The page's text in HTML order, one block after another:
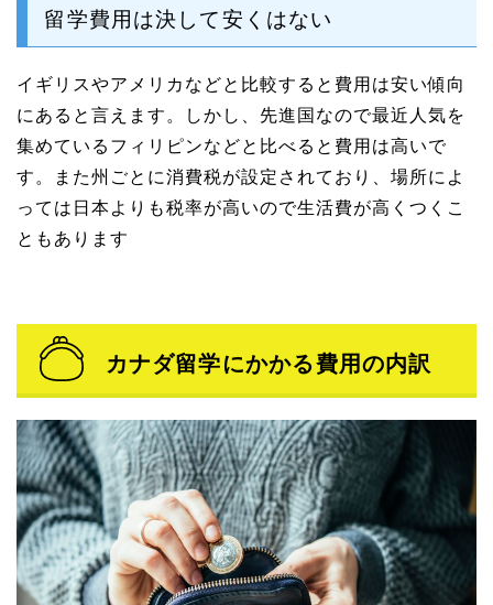
留学費用は決して安くはない
イギリスやアメリカなどと比較すると費用は安い傾向
にあると言えます。しかし、先進国なので最近人気を
集めているフィリピンなどと比べると費用は高いで
す。また州ごとに消費税が設定されており、場所によ
っては日本よりも税率が高いので生活費が高くつくこ
ともあります
カナダ留学にかかる費用の内訳